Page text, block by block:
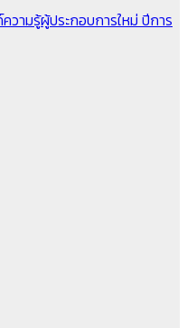
วามรู้ผู้ประกอบการใหม่ ปีการ